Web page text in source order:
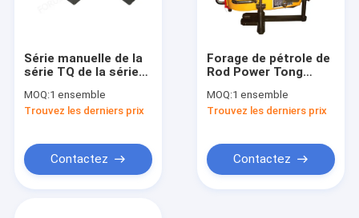
Série manuelle de la
série TQ de la série
Wellhead Tools XQ
d'énergie hydraulique
MOQ:1 ensemble
Trouvez les derniers prix
Contactez
Forage de pétrole de
Rod Power Tong
surgeon XQ29/2.6
MOQ:1 ensemble
Trouvez les derniers prix
Contactez